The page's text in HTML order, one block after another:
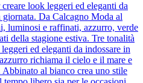
look leggeri ed eleganti da
Da Calcagno Moda al
luminosi e raffinati, azzurro, verde
della stagione estiva. Tre tonalità
ed eleganti da indossare in
richiama il cielo e il mare e
al bianco crea uno stile